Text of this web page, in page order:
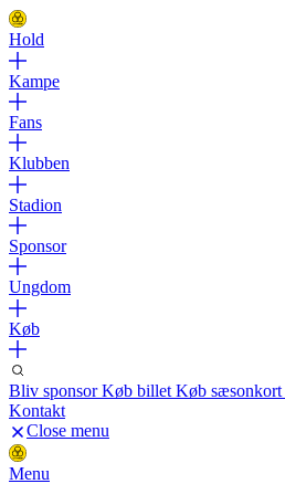
Hold
Kampe
Fans
Klubben
Stadion
Sponsor
Ungdom
Køb
Bliv sponsorKøb billet Køb sæsonkort
Kontakt
Close menu
Menu